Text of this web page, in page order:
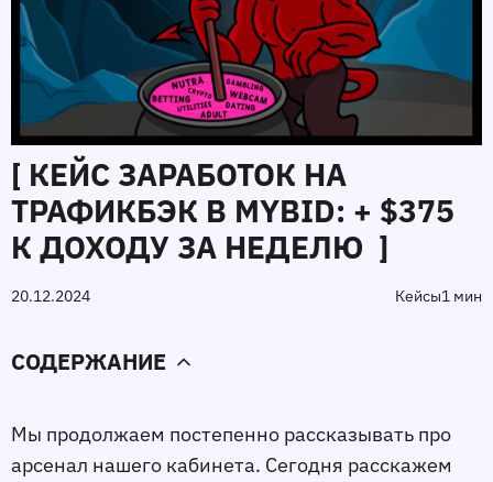
[ КЕЙС ЗАРАБОТОК НА
ТРАФИКБЭК В MYBID: + $375
К ДОХОДУ ЗА НЕДЕЛЮ ]
20.12.2024 Кейсы1 мин
СОДЕРЖАНИЕ
Мы продолжаем постепенно рассказывать про
арсенал нашего кабинета. Сегодня расскажем